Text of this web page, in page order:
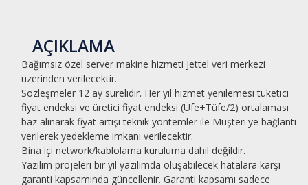
AÇIKLAMA
Bağımsız özel server makine hizmeti Jettel veri merkezi
üzerinden verilecektir.
Sözleşmeler 12 ay sürelidir. Her yıl hizmet yenilemesi tüketici
fiyat endeksi ve üretici fiyat endeksi (Üfe+Tüfe/2) ortalaması
baz alınarak fiyat artışı teknik yöntemler ile Müşteri'ye bağlantı
verilerek yedekleme imkanı verilecektir.
Bina içi network/kablolama kuruluma dahil değildir.
Yazılım projeleri bir yıl yazılımda oluşabilecek hatalara karşı
garanti kapsamında güncellenir. Garanti kapsamı sadece